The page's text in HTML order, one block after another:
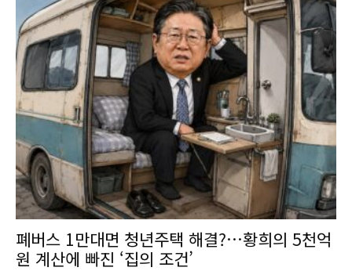
폐버스 1만대면 청년주택 해결?…황희의 5천억
원 계산에 빠진 ‘집의 조건’